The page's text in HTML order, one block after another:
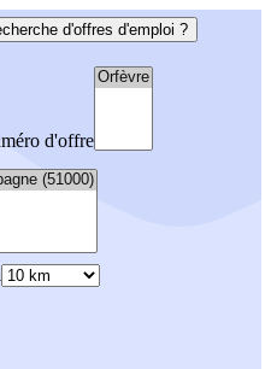
d'offres d'emploi ?
d'offre